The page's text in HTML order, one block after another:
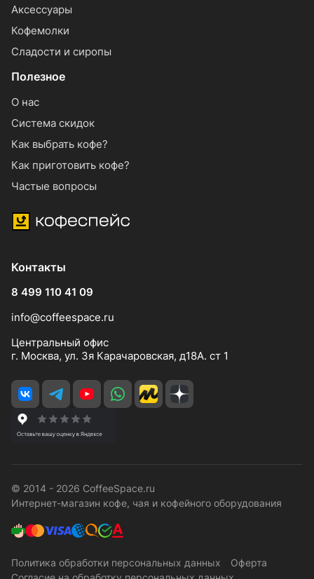
Аксессуары
Кофемолки
Сладости и сиропы
Полезное
О нас
Система скидок
Как выбрать кофе?
Как приготовить кофе?
Частые вопросы
Контакты
8 499 110 41 09
info@coffeespace.ru
Центральный офис
г. Москва, ул. 3я Карачаровская, д18А. ст 1
© 2014 - 2026 CoffeeSpace.ru
Интернет-магазин кофе, чая и кофейного оборудования
Политика обработки персональных данных
Оферта